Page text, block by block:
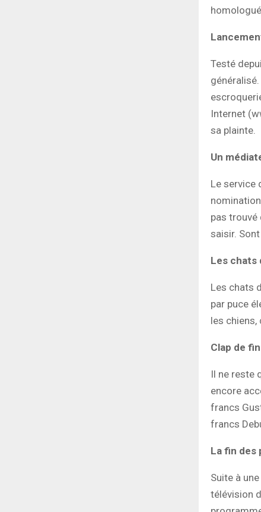
Testé
Internet
sa plainte.
Un
Le service
pas
saisir.
Les
Les chats
par puce
les
Clap de
Il ne reste
encore
francs
francs
La fin
Suite à
télévision